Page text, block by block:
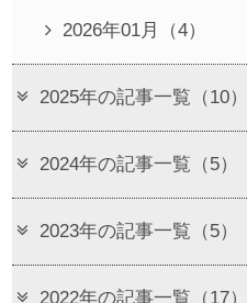
2026年01月（4）
2025年の記事一覧（10）
2024年の記事一覧（5）
2023年の記事一覧（5）
2022年の記事一覧（17）